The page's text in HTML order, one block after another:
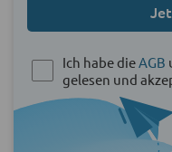
Ich habe die AGB
gelesen und